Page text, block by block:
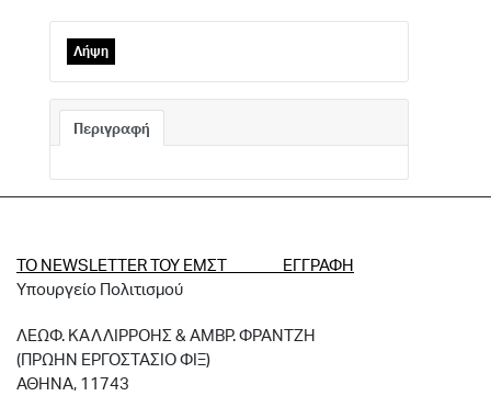
Λήψη
Περιγραφή
ΤΟ NEWSLETTER ΤΟΥ ΕΜΣΤ ΕΓΓΡΑΦΗ
Υπουργείο Πολιτισμού
ΛΕΩΦ. ΚΑΛΛΙΡΡΟΗΣ & ΑΜΒΡ. ΦΡΑΝΤΖΗ
(ΠΡΩΗΝ ΕΡΓΟΣΤΑΣΙΟ ΦΙΞ)
ΑΘΗΝΑ, 11743